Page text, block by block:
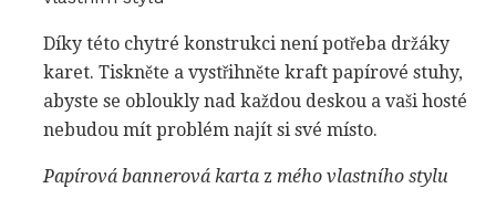
Díky této chytré konstrukci není potřeba držáky
karet. Tiskněte a vystřihněte kraft papírové stuhy,
abyste se obloukly nad každou deskou a vaši hosté
nebudou mít problém najít si své místo.
Papírová bannerová karta z mého vlastního stylu